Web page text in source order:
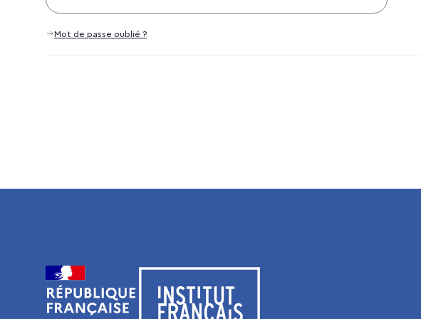
Mot de passe oublié ?
Visiter le site de l’Institut français